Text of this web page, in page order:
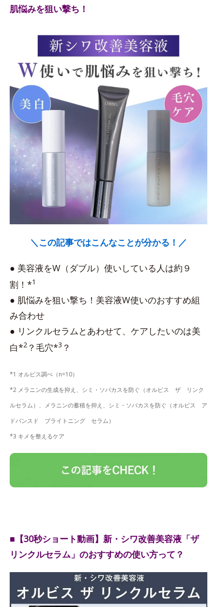
肌悩みを狙い撃ち！
＼この記事ではこんなことが分かる！／
● 美容液をW（ダブル）使いしている人は約９
割！*1
● 肌悩みを狙い撃ち！美容液W使いのおすすめ組
み合わせ
● リンクルセラムとあわせて、ケアしたいのは美
白*2 ？毛穴*3 ？
*1 オルビス調べ（n=10）
*2 メラニンの生成を抑え、シミ・ソバカスを防ぐ（オルビス ザ リンク
ルセラム）、メラニンの蓄積を抑え、シミ・ソバカスを防ぐ（オルビス ア
ドバンスド ブライトニング セラム）
*3 キメを整えるケア
■【30秒ショート動画】新・シワ改善美容液「ザ
リンクルセラム」のおすすめの使い方って？